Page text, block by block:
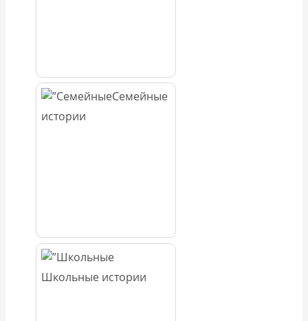
Семейные
истории
Школьные истории